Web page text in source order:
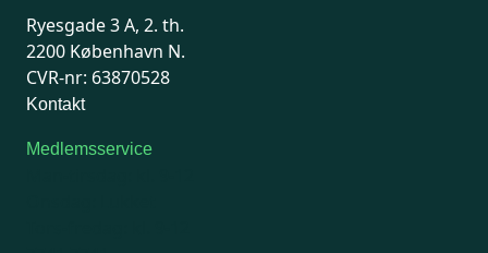
Ryesgade 3 A, 2. th.
2200 København N.
CVR-nr: 63870528
Kontakt
Medlemsservice